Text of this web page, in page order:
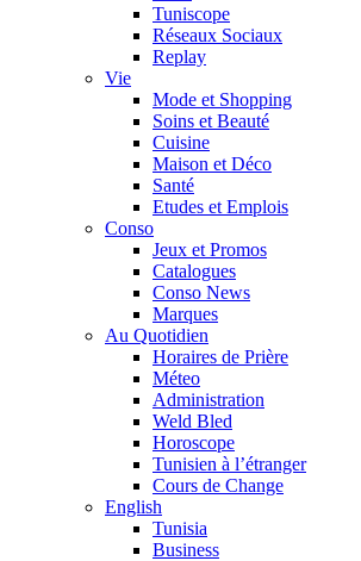
Tuniscope
Réseaux Sociaux
Replay
Vie
Mode et Shopping
Soins et Beauté
Cuisine
Maison et Déco
Santé
Etudes et Emplois
Conso
Jeux et Promos
Catalogues
Conso News
Marques
Au Quotidien
Horaires de Prière
Méteo
Administration
Weld Bled
Horoscope
Tunisien à l’étranger
Cours de Change
English
Tunisia
Business